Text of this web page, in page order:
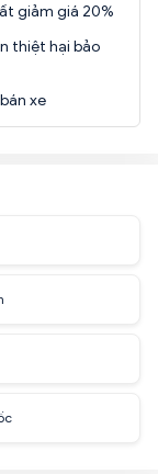
giảm giá 20%
thiệt hại bảo
xe